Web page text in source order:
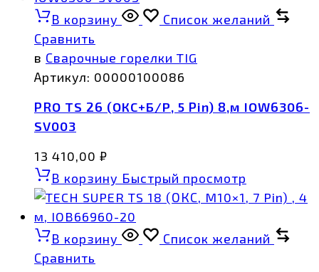
В корзину
Список желаний
Сравнить
в Сварочные горелки TIG
Артикул: 00000100086
PRO TS 26 (ОКС+Б/Р, 5 Pin) 8,м IOW6306-
SV003
13 410,00 ₽
В корзину Быстрый просмотр
В корзину
Список желаний
Сравнить